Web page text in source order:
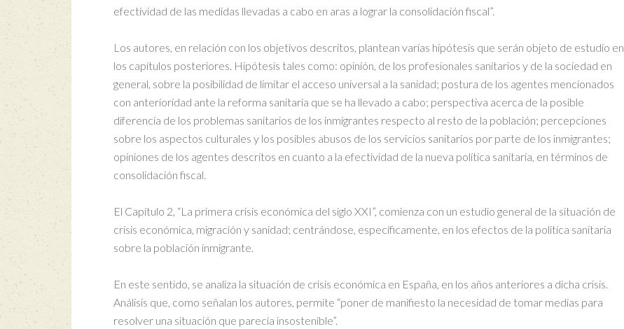
efectividad de las medidas llevadas a cabo en aras a lograr la consolidación fiscal”.
Los autores, en relación con los objetivos descritos, plantean varías hipótesis que serán objeto de estudio en
los capítulos posteriores. Hipótesis tales como: opinión, de los profesionales sanitarios y de la sociedad en
general, sobre la posibilidad de limitar el acceso universal a la sanidad; postura de los agentes mencionados
con anterioridad ante la reforma sanitaria que se ha llevado a cabo; perspectiva acerca de la posible
diferencia de los problemas sanitarios de los inmigrantes respecto al resto de la población; percepciones
sobre los aspectos culturales y los posibles abusos de los servicios sanitarios por parte de los inmigrantes;
opiniones de los agentes descritos en cuanto a la efectividad de la nueva política sanitaria, en términos de
consolidación fiscal.
El Capítulo 2, “La primera crisis económica del siglo XXI”, comienza con un estudio general de la situación de
crisis económica, migración y sanidad; centrándose, específicamente, en los efectos de la política sanitaria
sobre la población inmigrante.
En este sentido, se analiza la situación de crisis económica en España, en los años anteriores a dicha crisis.
Análisis que, como señalan los autores, permite “poner de manifiesto la necesidad de tomar medias para
resolver una situación que parecía insostenible”.